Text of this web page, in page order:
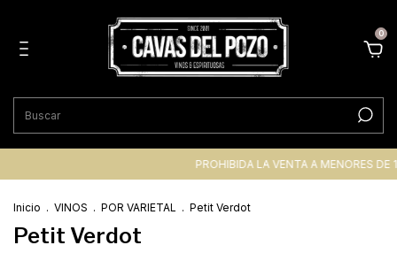
0
PROHIBIDA LA VENTA A MENORES DE
Inicio . VINOS . POR VARIETAL . Petit Verdot
Petit Verdot